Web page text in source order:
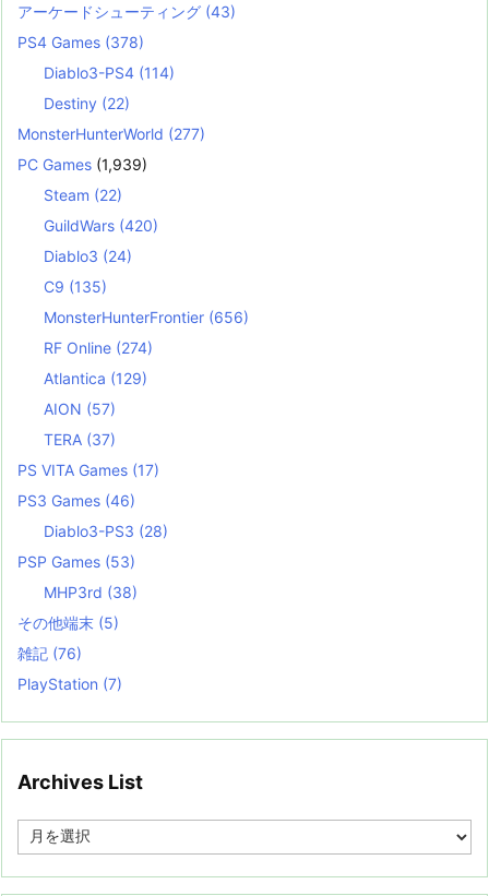
アーケードシューティング (43)
PS4 Games (378)
Diablo3-PS4 (114)
Destiny (22)
MonsterHunterWorld (277)
PC Games (1,939)
Steam (22)
GuildWars (420)
Diablo3 (24)
C9 (135)
MonsterHunterFrontier (656)
RF Online (274)
Atlantica (129)
AION (57)
TERA (37)
PS VITA Games (17)
PS3 Games (46)
Diablo3-PS3 (28)
PSP Games (53)
MHP3rd (38)
その他端末 (5)
雑記 (76)
PlayStation (7)
Archives List